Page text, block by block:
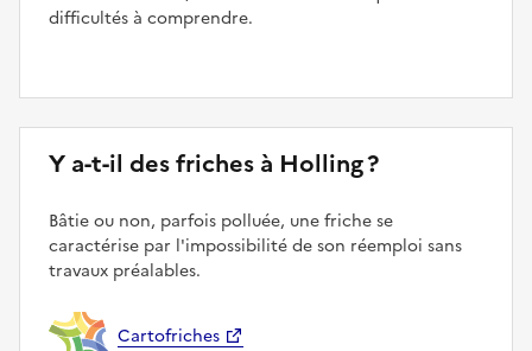
difficultés à comprendre.
Y a-t-il des friches à Holling ?
Bâtie ou non, parfois polluée, une friche se
caractérise par l'impossibilité de son réemploi sans
travaux préalables.
Cartofriches